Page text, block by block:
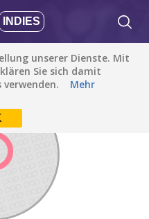
INDIES
unserer Dienste. Mit
Sie sich damit
verwenden.
Mehr